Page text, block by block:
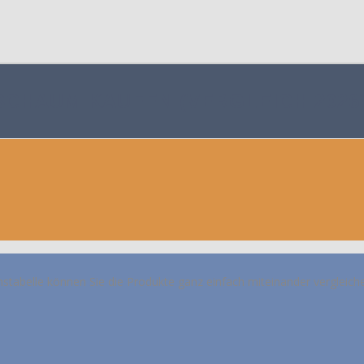
können Sie die Produkte ganz einfach miteinander